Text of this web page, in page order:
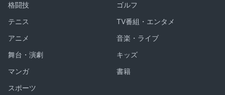
格闘技
ゴルフ
テニス
TV番組・エンタメ
アニメ
音楽・ライブ
舞台・演劇
キッズ
マンガ
書籍
スポーツ